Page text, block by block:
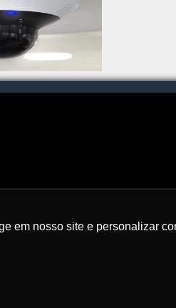
em nosso site e personalizar
SIGA-